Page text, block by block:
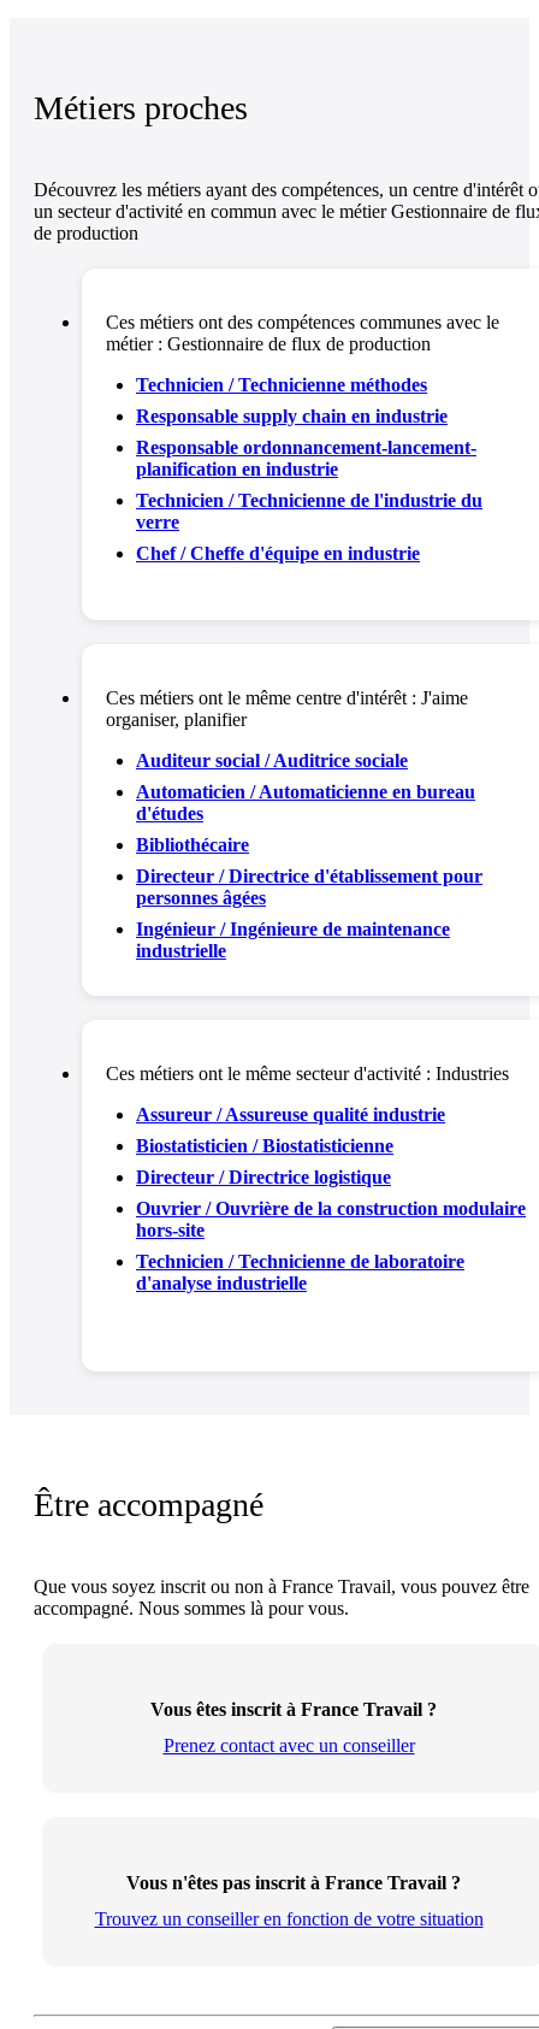
Métiers proches
Découvrez les métiers ayant des compétences, un centre d'intérêt
un secteur d'activité en commun avec le métier Gestionnaire de
de production
Ces métiers ont des compétences communes avec le
métier : Gestionnaire de flux de production
Technicien / Technicienne méthodes
Responsable supply chain en industrie
Responsable ordonnancement-lancement-
planification en industrie
Technicien / Technicienne de l'industrie du
verre
Chef / Cheffe d'équipe en industrie
Ces métiers ont le même centre d'intérêt : J'aime
organiser, planifier
Auditeur social / Auditrice sociale
Automaticien / Automaticienne en bureau
d'études
Bibliothécaire
Directeur / Directrice d'établissement pour
personnes âgées
Ingénieur / Ingénieure de maintenance
industrielle
Ces métiers ont le même secteur d'activité : Industries
Assureur / Assureuse qualité industrie
Biostatisticien / Biostatisticienne
Directeur / Directrice logistique
Ouvrier / Ouvrière de la construction modulaire
hors-site
Technicien / Technicienne de laboratoire
d'analyse industrielle
Être accompagné
Que vous soyez inscrit ou non à France Travail, vous pouvez être
accompagné. Nous sommes là pour vous.
Vous êtes inscrit à France Travail ?
Prenez contact avec un conseiller
Vous n'êtes pas inscrit à France Travail ?
Trouvez un conseiller en fonction de votre situation